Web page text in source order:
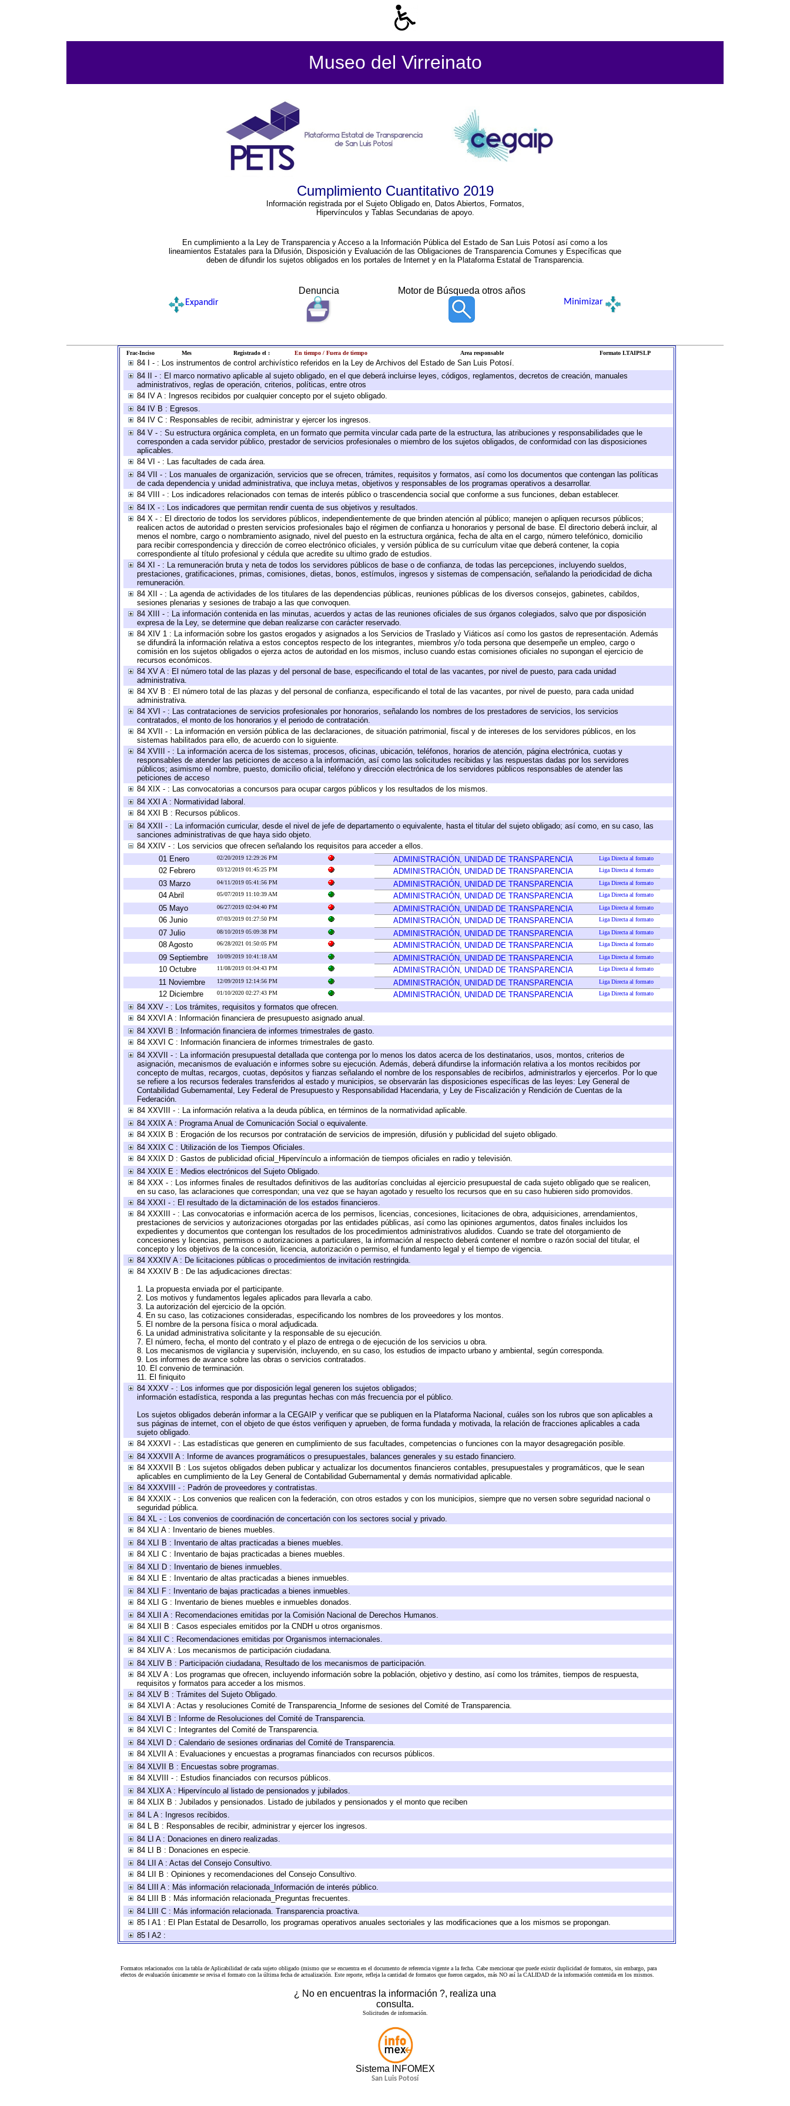
Museo del Virreinato
Cumplimiento Cuantitativo 2019
Información registrada por el Sujeto Obligado en, Datos Abiertos, Formatos,
Hipervínculos y Tablas Secundarias de apoyo.
En cumplimiento a la Ley de Transparencia y Acceso a la Información Pública del Estado de San Luis Potosí así como a los
lineamientos Estatales para la Difusión, Disposición y Evaluación de las Obligaciones de Transparencia Comunes y Específicas que
deben de difundir los sujetos obligados en los portales de Internet y en la Plataforma Estatal de Transparencia.
Denuncia Motor de Búsqueda otros años
Expandir Minimizar
Frac-Inciso Mes Registrado el : En tiempo / Fuera de tiempo Area responsable Formato LTAIPSLP
84 I - : Los instrumentos de control archivístico referidos en la Ley de Archivos del Estado de San Luis Potosí.
84 II - : El marco normativo aplicable al sujeto obligado, en el que deberá incluirse leyes, códigos, reglamentos, decretos de creación, manuales
administrativos, reglas de operación, criterios, políticas, entre otros
84 IV A : Ingresos recibidos por cualquier concepto por el sujeto obligado.
84 IV B : Egresos.
84 IV C : Responsables de recibir, administrar y ejercer los ingresos.
84 V - : Su estructura orgánica completa, en un formato que permita vincular cada parte de la estructura, las atribuciones y responsabilidades que le
corresponden a cada servidor público, prestador de servicios profesionales o miembro de los sujetos obligados, de conformidad con las disposiciones
aplicables.
84 VI - : Las facultades de cada área.
84 VII - : Los manuales de organización, servicios que se ofrecen, trámites, requisitos y formatos, así como los documentos que contengan las políticas
de cada dependencia y unidad administrativa, que incluya metas, objetivos y responsables de los programas operativos a desarrollar.
84 VIII - : Los indicadores relacionados con temas de interés público o trascendencia social que conforme a sus funciones, deban establecer.
84 IX - : Los indicadores que permitan rendir cuenta de sus objetivos y resultados.
84 X - : El directorio de todos los servidores públicos, independientemente de que brinden atención al público; manejen o apliquen recursos públicos;
realicen actos de autoridad o presten servicios profesionales bajo el régimen de confianza u honorarios y personal de base. El directorio deberá incluir, al
menos el nombre, cargo o nombramiento asignado, nivel del puesto en la estructura orgánica, fecha de alta en el cargo, número telefónico, domicilio
para recibir correspondencia y dirección de correo electrónico oficiales, y versión pública de su currículum vitae que deberá contener, la copia
correspondiente al título profesional y cédula que acredite su ultimo grado de estudios.
84 XI - : La remuneración bruta y neta de todos los servidores públicos de base o de confianza, de todas las percepciones, incluyendo sueldos,
prestaciones, gratificaciones, primas, comisiones, dietas, bonos, estímulos, ingresos y sistemas de compensación, señalando la periodicidad de dicha
remuneración.
84 XII - : La agenda de actividades de los titulares de las dependencias públicas, reuniones públicas de los diversos consejos, gabinetes, cabildos,
sesiones plenarias y sesiones de trabajo a las que convoquen.
84 XIII - : La información contenida en las minutas, acuerdos y actas de las reuniones oficiales de sus órganos colegiados, salvo que por disposición
expresa de la Ley, se determine que deban realizarse con carácter reservado.
84 XIV 1 : La información sobre los gastos erogados y asignados a los Servicios de Traslado y Viáticos así como los gastos de representación. Además
se difundirá la información relativa a estos conceptos respecto de los integrantes, miembros y/o toda persona que desempeñe un empleo, cargo o
comisión en los sujetos obligados o ejerza actos de autoridad en los mismos, incluso cuando estas comisiones oficiales no supongan el ejercicio de
recursos económicos.
84 XV A : El número total de las plazas y del personal de base, especificando el total de las vacantes, por nivel de puesto, para cada unidad
administrativa.
84 XV B : El número total de las plazas y del personal de confianza, especificando el total de las vacantes, por nivel de puesto, para cada unidad
administrativa.
84 XVI - : Las contrataciones de servicios profesionales por honorarios, señalando los nombres de los prestadores de servicios, los servicios
contratados, el monto de los honorarios y el periodo de contratación.
84 XVII - : La información en versión pública de las declaraciones, de situación patrimonial, fiscal y de intereses de los servidores públicos, en los
sistemas habilitados para ello, de acuerdo con lo siguiente.
84 XVIII - : La información acerca de los sistemas, procesos, oficinas, ubicación, teléfonos, horarios de atención, página electrónica, cuotas y
responsables de atender las peticiones de acceso a la información, así como las solicitudes recibidas y las respuestas dadas por los servidores
públicos; asimismo el nombre, puesto, domicilio oficial, teléfono y dirección electrónica de los servidores públicos responsables de atender las
peticiones de acceso
84 XIX - : Las convocatorias a concursos para ocupar cargos públicos y los resultados de los mismos.
84 XXI A : Normatividad laboral.
84 XXI B : Recursos públicos.
84 XXII - : La información curricular, desde el nivel de jefe de departamento o equivalente, hasta el titular del sujeto obligado; así como, en su caso, las
sanciones administrativas de que haya sido objeto.
84 XXIV - : Los servicios que ofrecen señalando los requisitos para acceder a ellos.
01 Enero
02/20/2019 12:29:26 PM ADMINISTRACIÓN, UNIDAD DE TRANSPARENCIA Liga Directa al formato
02 Febrero 03/12/2019 01:45:25 PM ADMINISTRACIÓN, UNIDAD DE TRANSPARENCIA Liga Directa al formato
03 Marzo 04/11/2019 05:41:56 PM ADMINISTRACIÓN, UNIDAD DE TRANSPARENCIA Liga Directa al formato
04 Abril 05/07/2019 11:10:39 AM ADMINISTRACIÓN, UNIDAD DE TRANSPARENCIA Liga Directa al formato
05 Mayo 06/27/2019 02:04:40 PM ADMINISTRACIÓN, UNIDAD DE TRANSPARENCIA Liga Directa al formato
06 Junio 07/03/2019 01:27:50 PM ADMINISTRACIÓN, UNIDAD DE TRANSPARENCIA Liga Directa al formato
07 Julio 08/10/2019 05:09:38 PM ADMINISTRACIÓN, UNIDAD DE TRANSPARENCIA Liga Directa al formato
08 Agosto 06/28/2021 01:50:05 PM ADMINISTRACIÓN, UNIDAD DE TRANSPARENCIA Liga Directa al formato
09 Septiembre 10/09/2019 10:41:18 AM ADMINISTRACIÓN, UNIDAD DE TRANSPARENCIA Liga Directa al formato
10 Octubre 11/08/2019 01:04:43 PM ADMINISTRACIÓN, UNIDAD DE TRANSPARENCIA Liga Directa al formato
11 Noviembre 12/09/2019 12:14:56 PM ADMINISTRACIÓN, UNIDAD DE TRANSPARENCIA Liga Directa al formato
12 Diciembre 01/10/2020 02:27:43 PM ADMINISTRACIÓN, UNIDAD DE TRANSPARENCIA Liga Directa al formato
84 XXV - : Los trámites, requisitos y formatos que ofrecen.
84 XXVI A : Información financiera de presupuesto asignado anual.
84 XXVI B : Información financiera de informes trimestrales de gasto.
84 XXVI C : Información financiera de informes trimestrales de gasto.
84 XXVII - : La información presupuestal detallada que contenga por lo menos los datos acerca de los destinatarios, usos, montos, criterios de
asignación, mecanismos de evaluación e informes sobre su ejecución. Además, deberá difundirse la información relativa a los montos recibidos por
concepto de multas, recargos, cuotas, depósitos y fianzas señalando el nombre de los responsables de recibirlos, administrarlos y ejercerlos. Por lo que
se refiere a los recursos federales transferidos al estado y municipios, se observarán las disposiciones específicas de las leyes: Ley General de
Contabilidad Gubernamental, Ley Federal de Presupuesto y Responsabilidad Hacendaria, y Ley de Fiscalización y Rendición de Cuentas de la
Federación.
84 XXVIII - : La información relativa a la deuda pública, en términos de la normatividad aplicable.
84 XXIX A : Programa Anual de Comunicación Social o equivalente.
84 XXIX B : Erogación de los recursos por contratación de servicios de impresión, difusión y publicidad del sujeto obligado.
84 XXIX C : Utilización de los Tiempos Oficiales.
84 XXIX D : Gastos de publicidad oficial_Hipervínculo a información de tiempos oficiales en radio y televisión.
84 XXIX E : Medios electrónicos del Sujeto Obligado.
84 XXX - : Los informes finales de resultados definitivos de las auditorías concluidas al ejercicio presupuestal de cada sujeto obligado que se realicen,
en su caso, las aclaraciones que correspondan; una vez que se hayan agotado y resuelto los recursos que en su caso hubieren sido promovidos.
84 XXXI - : El resultado de la dictaminación de los estados financieros.
84 XXXIII - : Las convocatorias e información acerca de los permisos, licencias, concesiones, licitaciones de obra, adquisiciones, arrendamientos,
prestaciones de servicios y autorizaciones otorgadas por las entidades públicas, así como las opiniones argumentos, datos finales incluidos los
expedientes y documentos que contengan los resultados de los procedimientos administrativos aludidos. Cuando se trate del otorgamiento de
concesiones y licencias, permisos o autorizaciones a particulares, la información al respecto deberá contener el nombre o razón social del titular, el
concepto y los objetivos de la concesión, licencia, autorización o permiso, el fundamento legal y el tiempo de vigencia.
84 XXXIV A : De licitaciones públicas o procedimientos de invitación restringida.
84 XXXIV B : De las adjudicaciones directas:
1. La propuesta enviada por el participante.
2. Los motivos y fundamentos legales aplicados para llevarla a cabo.
3. La autorización del ejercicio de la opción.
4. En su caso, las cotizaciones consideradas, especificando los nombres de los proveedores y los montos.
5. El nombre de la persona física o moral adjudicada.
6. La unidad administrativa solicitante y la responsable de su ejecución.
7. El número, fecha, el monto del contrato y el plazo de entrega o de ejecución de los servicios u obra.
8. Los mecanismos de vigilancia y supervisión, incluyendo, en su caso, los estudios de impacto urbano y ambiental, según corresponda.
9. Los informes de avance sobre las obras o servicios contratados.
10. El convenio de terminación.
11. El finiquito
84 XXXV - : Los informes que por disposición legal generen los sujetos obligados;
información estadística, responda a las preguntas hechas con más frecuencia por el público.
Los sujetos obligados deberán informar a la CEGAIP y verificar que se publiquen en la Plataforma Nacional, cuáles son los rubros que son aplicables a
sus páginas de internet, con el objeto de que éstos verifiquen y aprueben, de forma fundada y motivada, la relación de fracciones aplicables a cada
sujeto obligado.
84 XXXVI - : Las estadísticas que generen en cumplimiento de sus facultades, competencias o funciones con la mayor desagregación posible.
84 XXXVII A : Informe de avances programáticos o presupuestales, balances generales y su estado financiero.
84 XXXVII B : Los sujetos obligados deben publicar y actualizar los documentos financieros contables, presupuestales y programáticos, que le sean
aplicables en cumplimiento de la Ley General de Contabilidad Gubernamental y demás normatividad aplicable.
84 XXXVIII - : Padrón de proveedores y contratistas.
84 XXXIX - : Los convenios que realicen con la federación, con otros estados y con los municipios, siempre que no versen sobre seguridad nacional o
seguridad pública.
84 XL - : Los convenios de coordinación de concertación con los sectores social y privado.
84 XLI A : Inventario de bienes muebles.
84 XLI B : Inventario de altas practicadas a bienes muebles.
84 XLI C : Inventario de bajas practicadas a bienes muebles.
84 XLI D : Inventario de bienes inmuebles.
84 XLI E : Inventario de altas practicadas a bienes inmuebles.
84 XLI F : Inventario de bajas practicadas a bienes inmuebles.
84 XLI G : Inventario de bienes muebles e inmuebles donados.
84 XLII A : Recomendaciones emitidas por la Comisión Nacional de Derechos Humanos.
84 XLII B : Casos especiales emitidos por la CNDH u otros organismos.
84 XLII C : Recomendaciones emitidas por Organismos internacionales.
84 XLIV A : Los mecanismos de participación ciudadana.
84 XLIV B : Participación ciudadana, Resultado de los mecanismos de participación.
84 XLV A : Los programas que ofrecen, incluyendo información sobre la población, objetivo y destino, así como los trámites, tiempos de respuesta,
requisitos y formatos para acceder a los mismos.
84 XLV B : Trámites del Sujeto Obligado.
84 XLVI A : Actas y resoluciones Comité de Transparencia_Informe de sesiones del Comité de Transparencia.
84 XLVI B : Informe de Resoluciones del Comité de Transparencia.
84 XLVI C : Integrantes del Comité de Transparencia.
84 XLVI D : Calendario de sesiones ordinarias del Comité de Transparencia.
84 XLVII A : Evaluaciones y encuestas a programas financiados con recursos públicos.
84 XLVII B : Encuestas sobre programas.
84 XLVIII - : Estudios financiados con recursos públicos.
84 XLIX A : Hipervínculo al listado de pensionados y jubilados.
84 XLIX B : Jubilados y pensionados. Listado de jubilados y pensionados y el monto que reciben
84 L A : Ingresos recibidos.
84 L B : Responsables de recibir, administrar y ejercer los ingresos.
84 LI A : Donaciones en dinero realizadas.
84 LI B : Donaciones en especie.
84 LII A : Actas del Consejo Consultivo.
84 LII B : Opiniones y recomendaciones del Consejo Consultivo.
84 LIII A : Más información relacionada_Información de interés público.
84 LIII B : Más información relacionada_Preguntas frecuentes.
84 LIII C : Más información relacionada. Transparencia proactiva.
85 I A1 : El Plan Estatal de Desarrollo, los programas operativos anuales sectoriales y las modificaciones que a los mismos se propongan.
85 I A2 :
Formatos relacionados con la tabla de Aplicabilidad de cada sujeto obligado (mismo que se encuentra en el documento de referenciavigente a la fecha. Cabe mencionar que puede existir duplicidad de formatos, sin embargo, para
efectos de evaluación únicamente se revisa el formato con la última fecha de actualización. Este reporte, refleja la cantidad de formatos que fueron cargados, más NO así la CALIDAD de la información contenida en los mismos.
¿ No en encuentras la información ?, realiza una
consulta.
Solicitudes de información.
Sistema INFOMEX
San Luis Potosí